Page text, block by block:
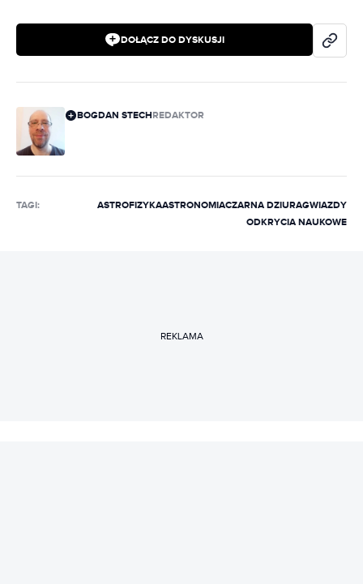
DOŁĄCZ DO DYSKUSJI
BOGDAN STECHREDAKTOR
TAGI: ASTROFIZYKAASTRONOMIACZARNA DZIURAGWIAZDY
ODKRYCIA NAUKOWE
REKLAMA